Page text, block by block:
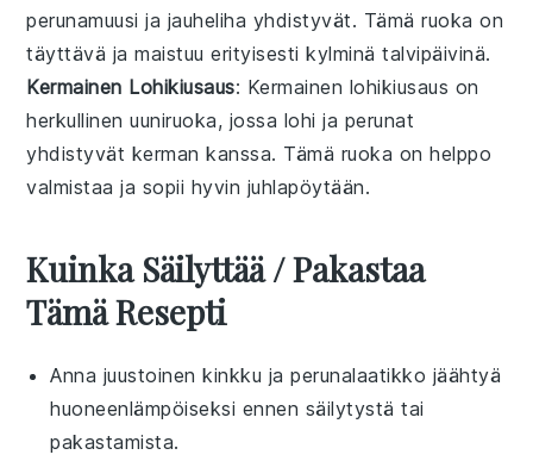
perunamuusi ja jauheliha yhdistyvät. Tämä ruoka on
täyttävä ja maistuu erityisesti kylminä talvipäivinä.
Kermainen Lohikiusaus: Kermainen lohikiusaus on
herkullinenuuniruoka, jossa lohi ja perunat
yhdistyvät kerman kanssa. Tämä ruoka on helppo
valmistaa ja sopii hyvin juhlapöytään.
Kuinka Säilyttää / Pakastaa
Tämä Resepti
Anna juustoinen kinkku ja perunalaatikko jäähtyä
huoneenlämpöiseksi ennen säilytystä tai
pakastamista.